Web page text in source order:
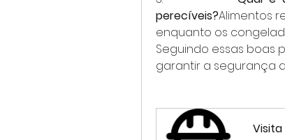
perecíveis?Alimentos
enquanto os
Seguindo essas boas
garantir a segurança